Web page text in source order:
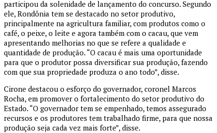
participou da solenidade de lançamento do concurso. Segundo
ele, Rondônia tem se destacado no setor produtivo,
principalmente na agricultura familiar, com produtos como o
café, o peixe, o leite e agora também com o cacau, que vem
apresentando melhorias no que se refere a qualidade e
quantidade de produção. “O cacau é mais uma oportunidade
para que o produtor possa diversificar sua produção, fazendo
com que sua propriedade produza o ano todo”, disse.
Cirone destacou o esforço do governador, coronel Marcos
Rocha, em promover o fortalecimento do setor produtivo do
Estado. “O governador tem se empenhado, temos assegurado
recursos e os produtores tem trabalhado firme, para que nossa
produção seja cada vez mais forte”, disse.